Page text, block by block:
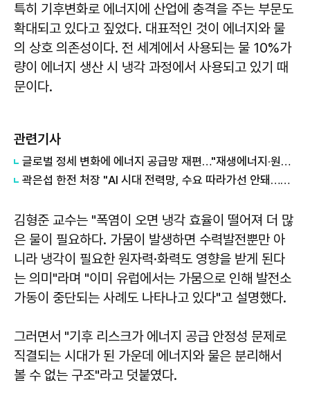
특히 기후변화로 에너지에 산업에 충격을 주는 부문도
확대되고 있다고 짚었다. 대표적인 것이 에너지와 물
의 상호 의존성이다. 전 세계에서 사용되는 물 10%가
량이 에너지 생산 시 냉각 과정에서 사용되고 있기 때
문이다.
관련기사
글로벌 정세 변화에 에너지 공급망 재편…"재생에너지·원전 균형 맞춰야"
곽은섭 한전 처장 "AI 시대 전력망, 수요 따라가선 안돼…선제 구축 필요"
김형준 교수는 "폭염이 오면 냉각 효율이 떨어져 더 많
은 물이 필요하다. 가뭄이 발생하면 수력발전뿐만 아
니라 냉각이 필요한 원자력·화력도 영향을 받게 된다
는 의미"라며 "이미 유럽에서는 가뭄으로 인해 발전소
가동이 중단되는 사례도 나타나고 있다"고 설명했다.
그러면서 "기후 리스크가 에너지 공급 안정성 문제로
직결되는 시대가 된 가운데 에너지와 물은 분리해서
볼 수 없는 구조"라고 덧붙였다.